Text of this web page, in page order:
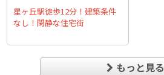
星ヶ丘駅徒歩12分！建築条件
なし！閑静な住宅街
もっと見る